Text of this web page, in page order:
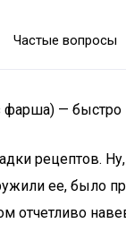
Частые вопросы
фарша) — быстро
рецептов.
ее, было